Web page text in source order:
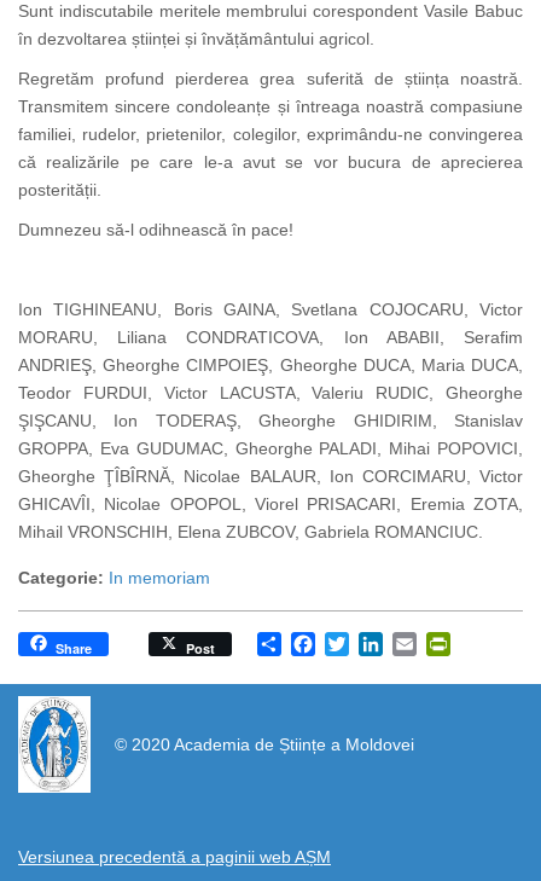
Sunt indiscutabile meritele membrului corespondent Vasile Babuc
în dezvoltarea științei și învățământului agricol.
Regretăm profund pierderea grea suferită de știința noastră.
Transmitem sincere condoleanțe și întreaga noastră compasiune
familiei, rudelor, prietenilor, colegilor, exprimându-ne convingerea
că realizările pe care le-a avut se vor bucura de aprecierea
posterității.
Dumnezeu să-l odihnească în pace!
Ion TIGHINEANU, Boris GAINA, Svetlana COJOCARU, Victor
MORARU, Liliana CONDRATICOVA, Ion ABABII, Serafim
ANDRIEŞ, Gheorghe CIMPOIEŞ, Gheorghe DUCA, Maria DUCA,
Teodor FURDUI, Victor LACUSTA, Valeriu RUDIC, Gheorghe
ŞIŞCANU, Ion TODERAŞ, Gheorghe GHIDIRIM, Stanislav
GROPPA, Eva GUDUMAC, Gheorghe PALADI, Mihai POPOVICI,
Gheorghe ŢÎBÎRNĂ, Nicolae BALAUR, Ion CORCIMARU, Victor
GHICAVÎI, Nicolae OPOPOL, Viorel PRISACARI, Eremia ZOTA,
Mihail VRONSCHIH, Elena ZUBCOV, Gabriela ROMANCIUC.
Categorie: In memoriam
Share
Share Post Facebook
TwitterLinkedIn
Email
© 2020 Academia de Științe a Moldovei
Versiunea precedentă a paginii web AȘM
https://propletenie.ru/